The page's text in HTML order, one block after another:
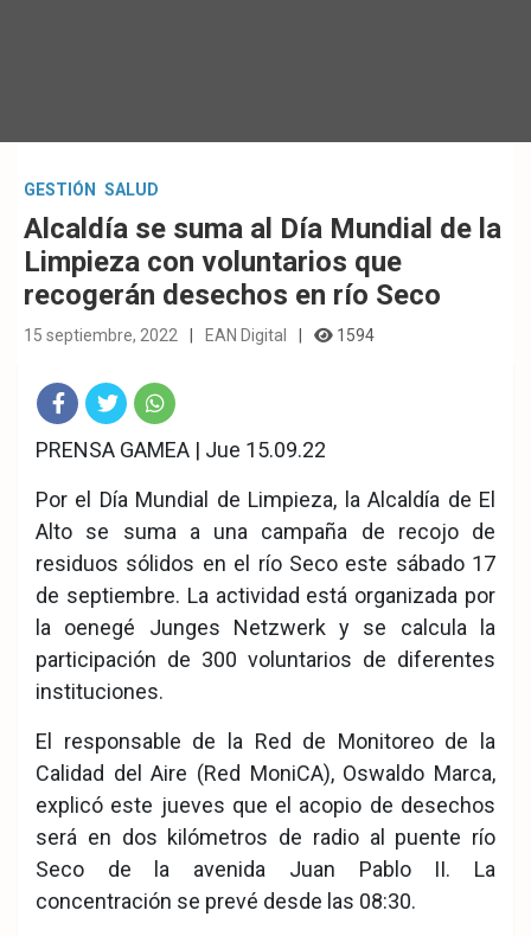
GESTIÓN SALUD
Alcaldía se suma al Día Mundial de la
Limpieza con voluntarios que
recogerán desechos en río Seco
15 septiembre, 2022 EAN Digital 1594
Fac
eb
ook
Twit
ter
Wha
tsA
pp
PRENSA GAMEA | Jue 15.09.22
Por el Día Mundial de Limpieza, la Alcaldía de El
Alto se suma a una campaña de recojo de
residuos sólidos en el río Seco este sábado 17
de septiembre. La actividad está organizada por
la oenegé Junges Netzwerk y se calcula la
participación de 300 voluntarios de diferentes
instituciones.
El responsable de la Red de Monitoreo de la
Calidad del Aire (Red MoniCA), Oswaldo Marca,
explicó este jueves que el acopio de desechos
será en dos kilómetros de radio al puente río
Seco de la avenida Juan Pablo II. La
concentración se prevé desde las 08:30.